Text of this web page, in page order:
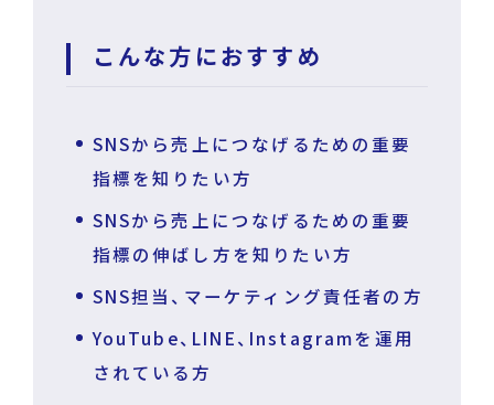
こんな方におすすめ
SNSから売上につなげるための重要
指標を知りたい方
SNSから売上につなげるための重要
指標の伸ばし方を知りたい方
SNS担当、マーケティング責任者の方
YouTube、LINE、Instagramを運用
されている方